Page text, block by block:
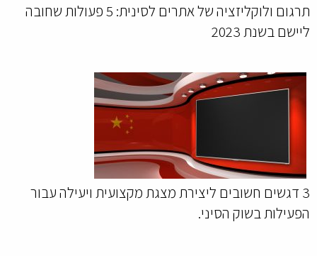
תרגום ולוקליזציה של אתרים לסינית: 5 פעולות שחובה
ליישם בשנת 2023
3 דגשים חשובים ליצירת מצגת מקצועית ויעילה עבור
הפעילות בשוק הסיני.